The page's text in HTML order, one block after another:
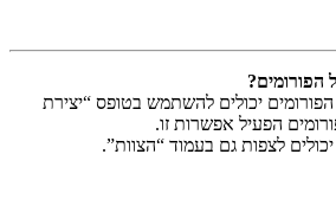
הפורומים?
יכולים להשתמש בטופס “יצירת
הפעיל אפשרות זו.
לצפות גם בעמוד “הצוות”.